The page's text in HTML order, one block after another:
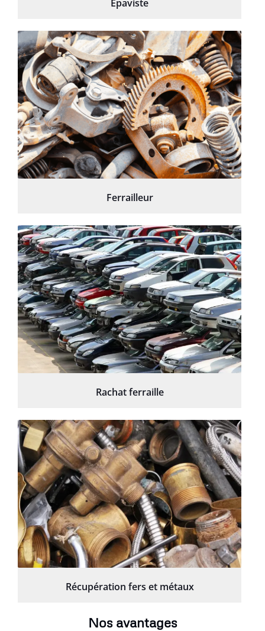
Épaviste
Ferrailleur
Rachat ferraille
Récupération fers et métaux
Nos avantages